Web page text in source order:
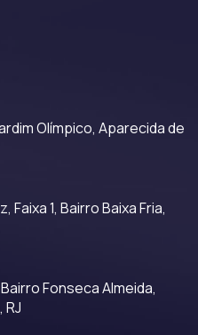
Olímpico, Aparecida de
Faixa 1, Bairro Baixa Fria,
Fonseca Almeida,